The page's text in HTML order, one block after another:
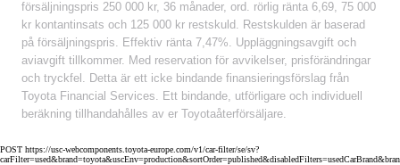
försäljningspris 250 000 kr, 36 månader, ord. rörlig ränta 6,69, 75 000
kr kontantinsats och 125 000 kr restskuld. Restskulden är baserad
på försäljningspris. Effektiv ränta 7,47%. Uppläggningsavgift och
aviavgift tillkommer. Med reservation för avvikelser, prisförändringar
och tryckfel. Detta är ett icke bindande finansieringsförslag från
Toyota Financial Services. Ett bindande, utförligare och individuell
beräkning tillhandahålles av er Toyotaåterförsäljare.
POST https://usc-webcomponents.toyota-europe.com/v1/car-filter/se/sv?